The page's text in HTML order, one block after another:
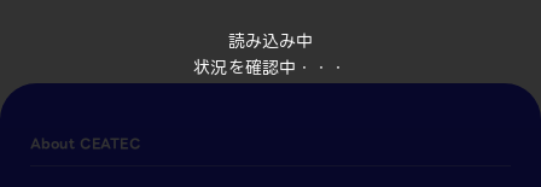
読み込み中
状況を確認中・・・
About CEATEC